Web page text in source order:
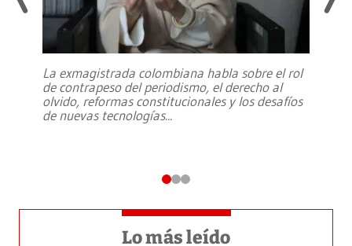
La exmagistrada colombiana habla sobre el rol
de contrapeso del periodismo, el derecho al
olvido, reformas constitucionales y los desafíos
de nuevas tecnologías...
Lo más leído